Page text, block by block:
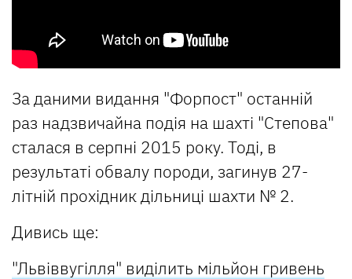
За даними видання "Форпост" останній
раз надзвичайна подія на шахті "Степова"
сталася в серпні 2015 року. Тоді, в
результаті обвалу породи, загинув 27-
літній прохідник дільниці шахти № 2.
Дивись ще:
"Львіввугілля" виділить мільйон гривень